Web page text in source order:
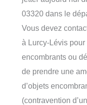
03320 dans le
Vous devez
à Lurcy-Lévis
encombrants ou
de prendre une
d’objets
(contravention